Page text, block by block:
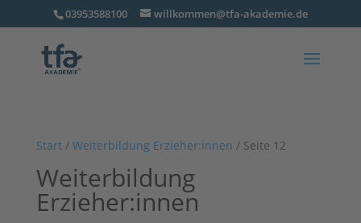
03953588100 willkommen@tfa-akademie.de
Start/ Weiterbildung Erzieher:innen / Seite 12
Weiterbildung
Erzieher:innen